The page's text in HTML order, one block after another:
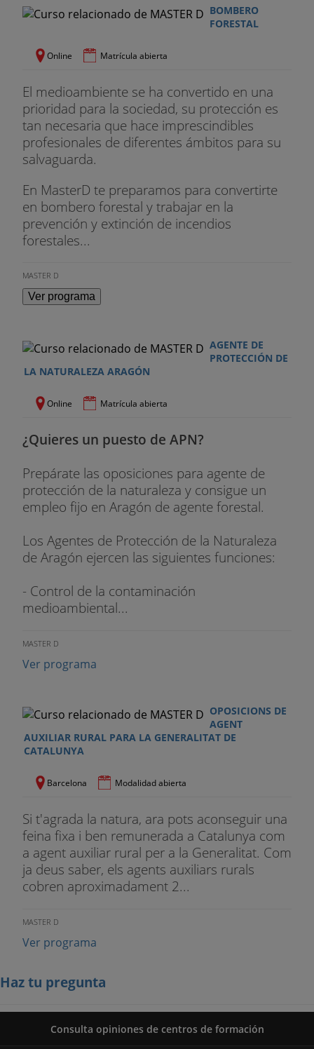
relativa a la conservación de las aves silvestres
de 1992, relativa a la conservación de los hábitats
Real Decreto 1997/1995, de 7 de diciembre, por el
que se establecen medidas para contribuir a
garantizar la biodiversidad mediante la
conservación de los hábitats naturales y de la
fauna y flora silvestres
Real Decreto Legislativo 1302/1986, de 28 de
junio, de Evaluación de Impacto Ambiental
Real Decreto 439/1990, de 30 de marzo por el que
amenazadas y Ordenes de modificación del
mismo
actualizada con las modificaciones de la ley
10/2006 de 28 de abril
BOMBERO
FORESTAL
Online Matrícula abierta
El medioambiente se ha convertido en una
prioridad para la sociedad, su protección es
tan necesaria que hace imprescindibles
profesionales de diferentes ámbitos para su
salvaguarda.
En MasterD te preparamos para convertirte
en bombero forestal y trabajar en la
prevención y extinción de incendios
forestales...
MASTER D
Ver programa
AGENTE DE
PROTECCIÓN DE
LA NATURALEZA ARAGÓN
Online Matrícula abierta
¿Quieres un puesto de APN?
Prepárate las oposiciones para agente de
protección de la naturaleza y consigue un
empleo fijo en Aragón de agente forestal.
Los Agentes de Protección de la Naturaleza
de Aragón ejercen las siguientes funciones:
- Control de la contaminación
medioambiental...
MASTER D
Ver programa
OPOSICIONS DE
AGENT
AUXILIAR RURAL PARA LA GENERALITAT DE
CATALUNYA
Barcelona Modalidad abierta
Si t'agrada la natura, ara pots aconseguir una
feina fixa i ben remunerada a Catalunya com
a agent auxiliar rural per a la Generalitat. Com
ja deus saber, els agents auxiliars rurals
cobren aproximadament 2...
MASTER D
Ver programa
Haz tu pregunta
Consulta opiniones de centros de formación